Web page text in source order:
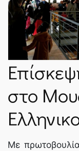
στο
Με